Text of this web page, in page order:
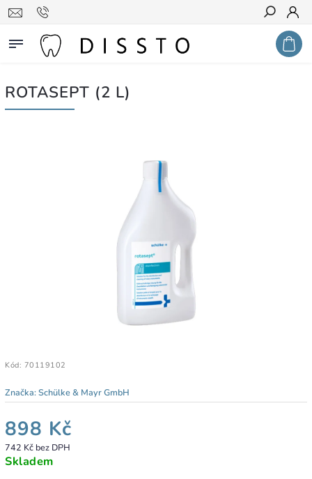
Hledat
ROTASEPT (2 L)
Kód: 70119102
Značka:Schülke & Mayr GmbH
898 Kč
742 Kč bez DPH
Skladem